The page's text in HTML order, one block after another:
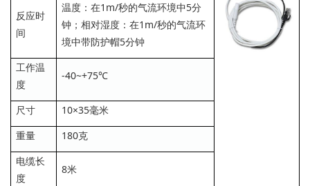
反应时
间
温度：在1m/秒的气流环境中5分
钟；相对湿度：在1m/秒的气流环
境中带防护帽5分钟
工作温
度
-40~+75℃
尺寸
10×35毫米
重量
180克
电缆长
度
8米